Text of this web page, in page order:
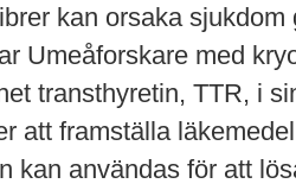
kan orsaka sjukdom
Umeåforskare med
transthyretin, TTR, i
att framställa
kan användas för att